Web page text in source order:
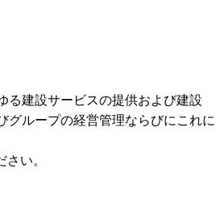
る建設サービスの提供および建設
グループの経営管理ならびにこれに
い。